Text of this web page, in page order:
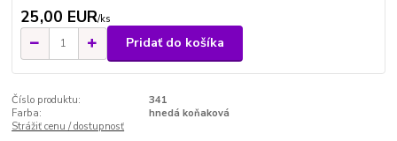
25,00 EUR/ks
Pridať do košíka
Číslo produktu:
341
Farba:
hnedá koňaková
Strážiť cenu / dostupnosť